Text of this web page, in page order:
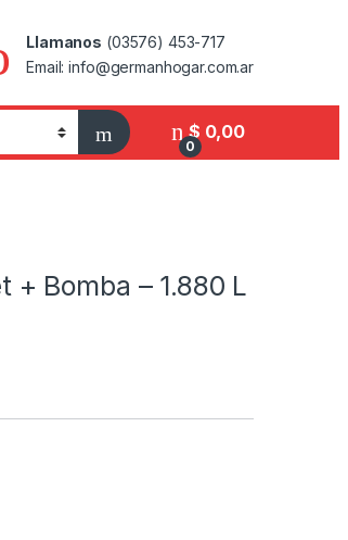
Llamanos (03576) 453-717
Email: info@germanhogar.com.ar
0
$ 0,00
+ Bomba – 1.880 L